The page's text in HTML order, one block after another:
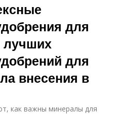
для
лучших
для
внесения в
как важны минералы для